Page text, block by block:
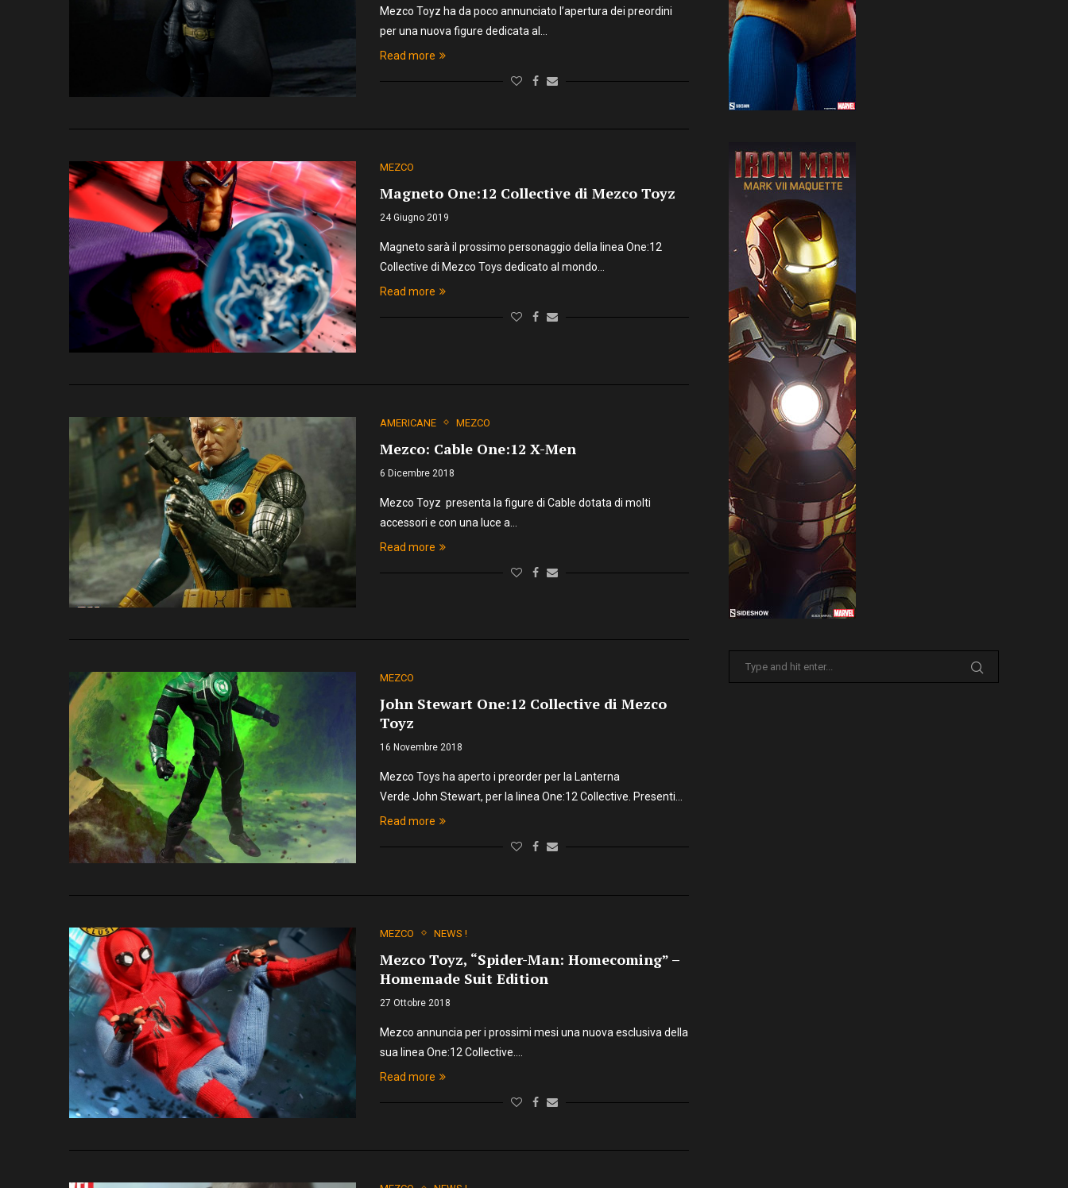
Mezco Toyz ha da poco annunciato l’apertura dei preordini
per una nuova figure dedicata al…
Read more
MEZCO
Magneto One:12 Collective di Mezco Toyz
24 Giugno 2019
Magneto sarà il prossimo personaggio della linea One:12
Collective di Mezco Toys dedicato al mondo…
Read more
AMERICANE MEZCO
Mezco: Cable One:12 X-Men
6 Dicembre 2018
Mezco Toyz presenta la figure di Cable dotata di molti
accessori e con una luce a…
Read more
MEZCO
John Stewart One:12 Collective di Mezco
Toyz
16 Novembre 2018
Mezco Toys ha aperto i preorder per la Lanterna
Verde John Stewart, per la linea One:12 Collective. Presenti…
Read more
MEZCO NEWS !
Mezco Toyz, “Spider-Man: Homecoming” –
Homemade Suit Edition
27 Ottobre 2018
Mezco annuncia per i prossimi mesi una nuova esclusiva della
sua linea One:12 Collective.…
Read more